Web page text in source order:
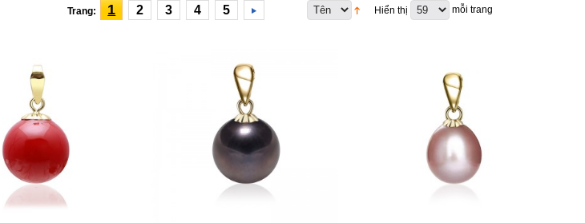
Hiển thị mỗi trang
Trang: 1 2 3 4 5